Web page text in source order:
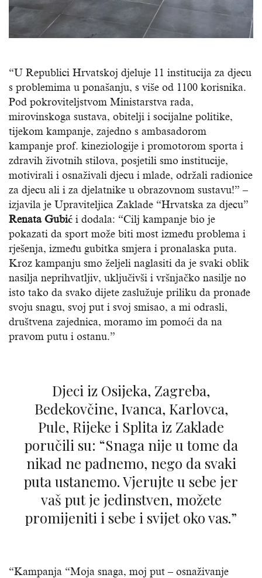
“U Republici Hrvatskoj djeluje 11 institucija za djecu
s problemima u ponašanju, s više od 1100 korisnika.
Pod pokroviteljstvom Ministarstva rada,
mirovinskoga sustava, obitelji i socijalne politike,
tijekom kampanje, zajedno s ambasadorom
kampanje prof. kineziologije i promotorom sporta i
zdravih životnih stilova, posjetili smo institucije,
motivirali i osnaživali djecu i mlade, održali radionice
za djecu ali i za djelatnike u obrazovnom sustavu!” –
izjavila je Upraviteljica Zaklade “Hrvatska za djecu”
Renata Gubić i dodala: “Cilj kampanje bio je
pokazati da sport može biti most između problema i
rješenja, između gubitka smjera i pronalaska puta.
Kroz kampanju smo željeli naglasiti da je svaki oblik
nasilja neprihvatljiv, uključivši i vršnjačko nasilje no
isto tako da svako dijete zaslužuje priliku da pronađe
svoju snagu, svoj put i svoj smisao, a mi odrasli,
društvena zajednica, moramo im pomoći da na
pravom putu i ostanu.”
Djeci iz Osijeka, Zagreba,
Bedekovčine, Ivanca, Karlovca,
Pule, Rijeke i Splita iz Zaklade
poručili su: “Snaga nije u tome da
nikad ne padnemo, nego da svaki
puta ustanemo. Vjerujte u sebe jer
vaš put je jedinstven, možete
promijeniti i sebe i svijet oko vas.”
“Kampanja “Moja snaga, moj put – osnaživanje